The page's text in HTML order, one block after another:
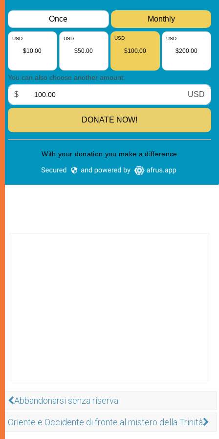
Abbandonarsi senza riserva
Oriente e Occidente di fronte al mistero della Trinità